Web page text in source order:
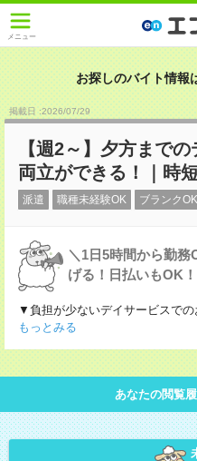
メニュー
お探しのバイト情報
掲載日 :2026/07/29
【週2～】夕方まで
両立ができる！｜時
派遣 職種未経験OK ブランクOK
＼1日5時間から勤
げる！日払いもOK！
▼負担が少ないデイサービスで
もっとみる
あなたの閲覧